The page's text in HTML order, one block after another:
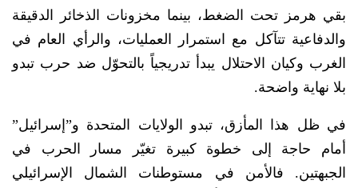
بقي هرمز تحت الضغط، بينما مخزونات الذخائر الدقيقة
والدفاعية تتآكل مع استمرار العمليات، والرأي العام في
الغرب وكيان الاحتلال يبدأ تدريجياً بالتحوّل ضد حرب تبدو
بلا نهاية واضحة.
في ظل هذا المأزق، تبدو الولايات المتحدة و”إسرائيل”
أمام حاجة إلى خطوة كبيرة تغيّر مسار الحرب في
الجبهتين. فالأمن في مستوطنات الشمال الإسرائيلي